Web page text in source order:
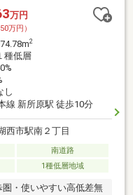
万円
万円）
2
種低層
し
線 新所原駅 徒歩10分
西市駅南２丁目
南道路
1種低層地域
・使いやすい高低差無